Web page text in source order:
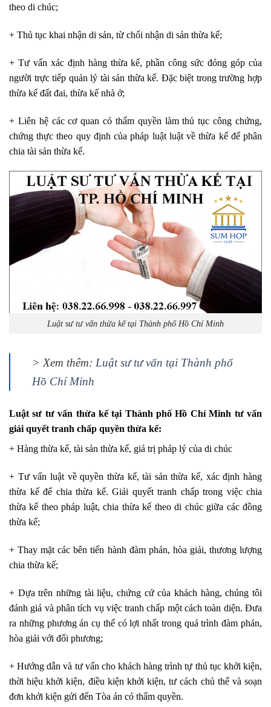
theo di chúc;
+ Thủ tục khai nhận di sản, từ chối nhận di sản thừa kế;
+ Tư vấn xác định hàng thừa kế, phần công sức đóng góp của
người trực tiếp quản lý tài sản thừa kế. Đặc biệt trong trường hợp
thừa kế đất đai, thừa kế nhà ở;
+ Liên hệ các cơ quan có thẩm quyền làm thủ tục công chứng,
chứng thực theo quy định của pháp luật luật về thừa kế để phân
chia tài sản thừa kế.
Luật sư tư vấn thừa kế tại Thành phố Hồ Chí Minh
> Xem thêm: Luật sư tư vấn tại Thành phố
Hồ Chí Minh
Luật sư tư vấn thừa kế tại Thành phố Hồ Chí Minh tư vấn
giải quyết tranh chấp quyền thừa kế:
+ Hàng thừa kế, tài sản thừa kế, giá trị pháp lý của di chúc
+ Tư vấn luật về quyền thừa kế, tài sản thừa kế, xác định hàng
thừa kế để chia thừa kế. Giải quyết tranh chấp trong việc chia
thừa kế theo pháp luật, chia thừa kế theo di chúc giữa các đồng
thừa kế;
+ Thay mặt các bên tiến hành đàm phán, hòa giải, thương lượng
chia thừa kế;
+ Dựa trên những tài liệu, chứng cứ của khách hàng, chúng tôi
đánh giá và phân tích vụ việc tranh chấp một cách toàn diện. Đưa
ra những phương án cụ thể có lợi nhất trong quá trình đàm phán,
hòa giải với đối phương;
+ Hướng dẫn và tư vấn cho khách hàng trình tự thủ tục khởi kiện,
thời hiệu khởi kiện, điều kiện khởi kiện, tư cách chủ thể và soạn
đơn khởi kiện gửi đến Tòa án có thẩm quyền.